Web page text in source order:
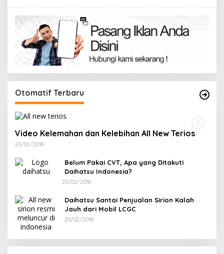
Otomatif Terbaru
Video Kelemahan dan Kelebihan All New Terios
20/02/2018
Belum Pakai CVT, Apa yang Ditakuti
Daihatsu Indonesia?
20/02/2018
Daihatsu Santai Penjualan Sirion Kalah
Jauh dari Mobil LCGC
20/02/2018
Besar Bangkitkan Golkar Bangka Selatan